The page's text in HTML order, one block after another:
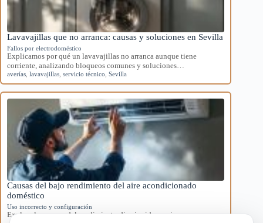
Lavavajillas que no arranca: causas y soluciones en Sevilla
Fallos por electrodoméstico
Explicamos por qué un lavavajillas no arranca aunque tiene
corriente, analizando bloqueos comunes y soluciones…
averías lavavajillas servicio técnico Sevilla
Causas del bajo rendimiento del aire acondicionado
doméstico
Uso incorrecto y configuración
Explora las causas del rendimiento disminuido en aires